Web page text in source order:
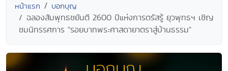
หน้าแรก บอกบุญ
ฉลองสัมพุทธชยันตี 2600 ปีแห่งการตรัสรู้ ยุวพุทธฯ เชิญ
ชมนิทรรศการ "รอยบาทพระศาสดายาตราสู่บ้านธรรม"